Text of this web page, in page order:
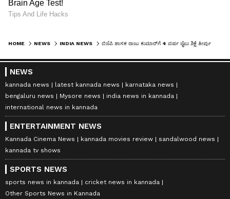
HOME NEWS INDIA NEWS
NEWS
kannada news latest kannada news
karnataka news
bengaluru news
Mysore news
india news in kannada
international news in kannada
ENTERTAINMENT NEWS
Kannada Cinema News kannada movies review
sandalwood news
kannada tv shows
SPORTS NEWS
sports news in kannada
cricket news in kannada
Other Sports News in Kannada